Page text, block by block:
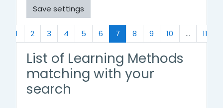
Previous
1 2 3 4 5 6 7 (current)
8 9 10 … 11
List of Learning Methods
matching with your
search